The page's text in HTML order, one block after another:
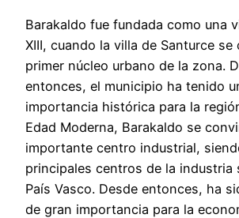
Barakaldo fue fundada como una
XIII, cuando la villa de Santurce
primer núcleo urbano de la zona.
entonces, el municipio ha tenido
importancia histórica para la
Edad Moderna, Barakaldo se
importante centro industrial,
principales centros de la industria
País Vasco. Desde entonces, ha
de gran importancia para la